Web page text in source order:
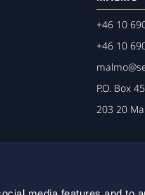
+46 10
+46 10
P.O. Box
203 20